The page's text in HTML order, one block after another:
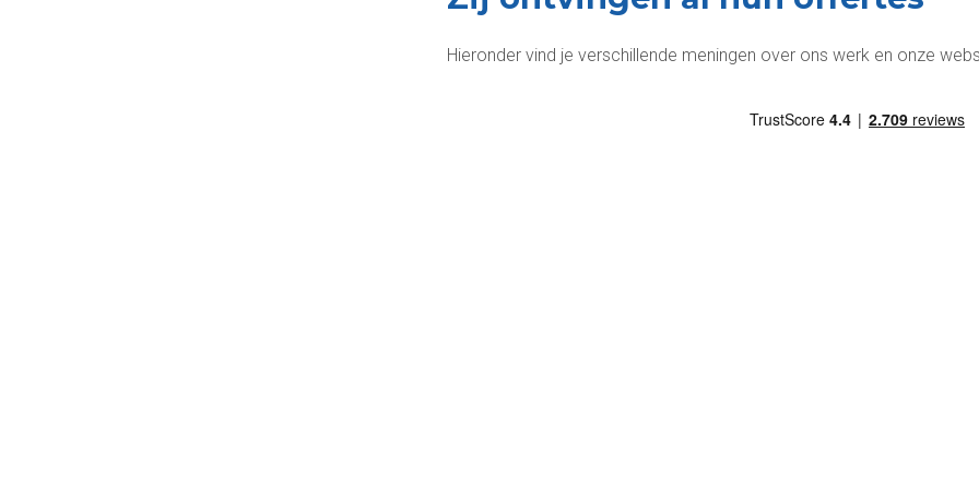
Hieronder vind je verschillende meningen over ons werk en onze